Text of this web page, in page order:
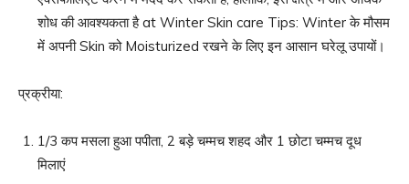
शोध की आवश्यकता है at Winter Skin care Tips: Winter के मौसम
में अपनी Skin को Moisturized रखने के लिए इन आसान घरेलू उपायों।
प्रक्रीया:
1/3 कप मसला हुआ पपीता, 2 बड़े चम्मच शहद और 1 छोटा चम्मच दूध
मिलाएं